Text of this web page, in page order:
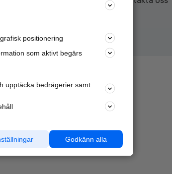
positionering
som aktivt begärs
upptäcka bedrägerier samt
Godkänn alla